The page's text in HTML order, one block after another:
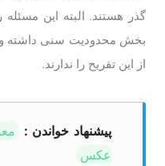
گذر هستند. البته این مسئله
از این تفریح را ندارند.
پیشنهاد خواندن :
عکس